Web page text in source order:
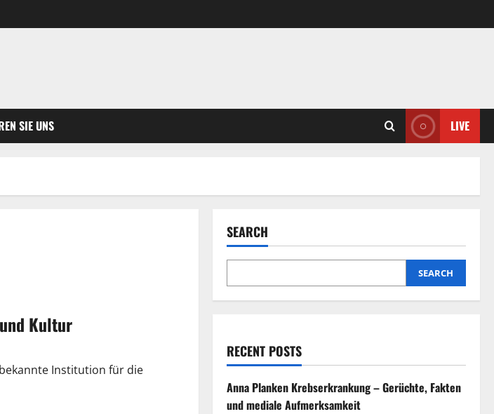
SIE UNS LIVE
Kultur
Institution für die
SEARCH
SEARCH
RECENT POSTS
Anna Planken Krebserkrankung – Gerüchte, Fakten
und mediale Aufmerksamkeit